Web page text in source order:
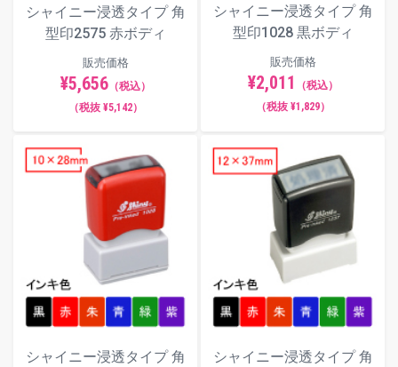
シャイニー浸透タイプ 角
型印2575 赤ボディ
販売価格
¥5,656（税込）
（税抜 ¥5,142）
シャイニー浸透タイプ 角
型印1028 黒ボディ
販売価格
¥2,011
（税込）
（税抜 ¥1,829）
シャイニー浸透タイプ 角
シャイニー浸透タイプ 角